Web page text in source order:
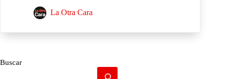
La Otra Cara
Buscar